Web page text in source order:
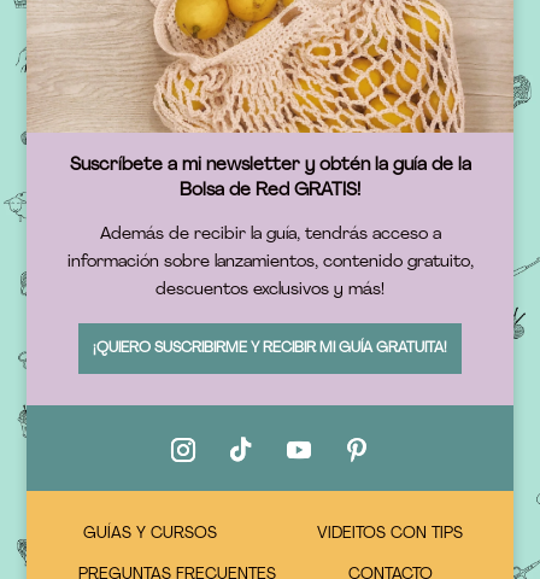
Suscríbete a mi newsletter y obtén la guía de la
Bolsa de Red GRATIS!
Además de recibir la guía, tendrás acceso a
información sobre lanzamientos, contenido gratuito,
descuentos exclusivos y más!
¡QUIERO SUSCRIBIRME Y RECIBIR MI GUÍA GRATUITA!
GUÍAS Y CURSOS VIDEITOS CON TIPS
PREGUNTAS FRECUENTES CONTACTO